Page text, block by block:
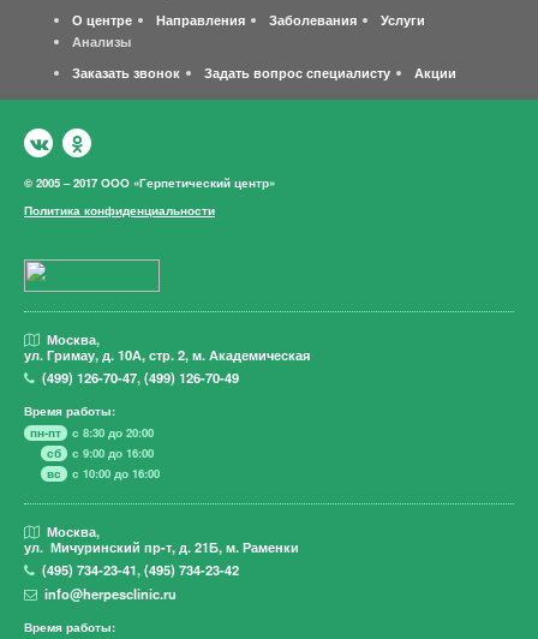
О центре
Направления Заболевания
Услуги
Анализы
Заказать звонок
Задать вопрос специалисту Акции
© 2005 – 2017 ООО «Герпетический центр»
Политика конфиденциальности
Москва,
ул. Гримау, д. 10А, стр. 2, м. Академическая
(499)126-70-47,(499)126-70-49
Время работы:
пн-пт
с 8:30 до 20:00
сб
с 9:00 до 16:00
вс
с 10:00 до 16:00
Москва,
ул. Мичуринский пр-т, д. 21Б, м. Раменки
(495)734-23-41,(495)734-23-42
info@herpesclinic.ru
Время работы: